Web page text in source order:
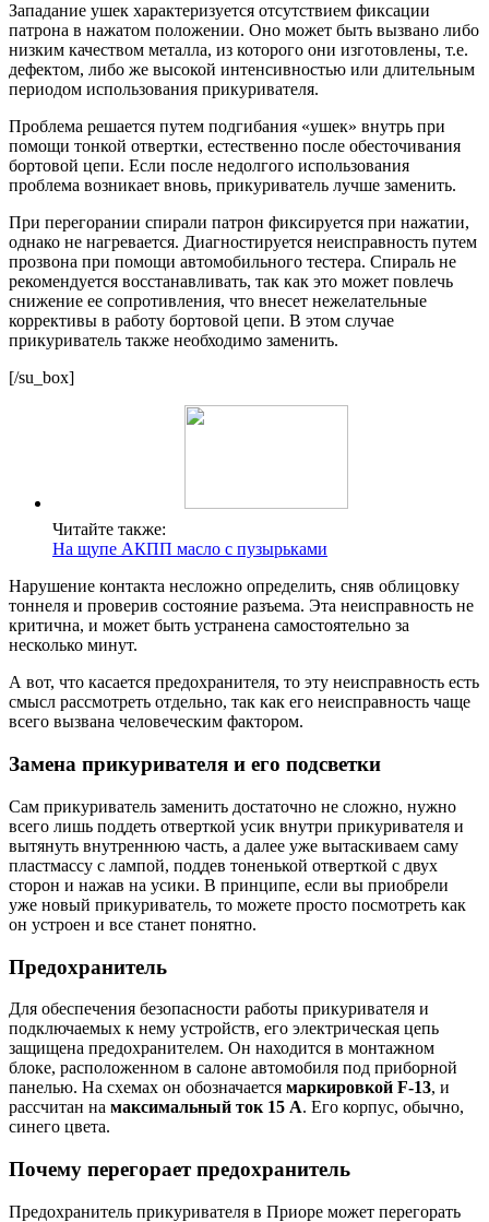
Западание ушек характеризуется отсутствием фиксации
патрона в нажатом положении. Оно может быть вызвано либо
низким качеством металла, из которого они изготовлены, т.е.
дефектом, либо же высокой интенсивностью или длительным
периодом использования прикуривателя.
Проблема решается путем подгибания «ушек» внутрь при
помощи тонкой отвертки, естественно после обесточивания
бортовой цепи. Если после недолгого использования
проблема возникает вновь, прикуриватель лучше заменить.
При перегорании спирали патрон фиксируется при нажатии,
однако не нагревается. Диагностируется неисправность путем
прозвона при помощи автомобильного тестера. Спираль не
рекомендуется восстанавливать, так как это может повлечь
снижение ее сопротивления, что внесет нежелательные
коррективы в работу бортовой цепи. В этом случае
прикуриватель также необходимо заменить.
[/su_box]
Читайте также:
На щупе АКПП масло с пузырьками
Нарушение контакта несложно определить, сняв облицовку
тоннеля и проверив состояние разъема. Эта неисправность не
критична, и может быть устранена самостоятельно за
несколько минут.
А вот, что касается предохранителя, то эту неисправность есть
смысл рассмотреть отдельно, так как его неисправность чаще
всего вызвана человеческим фактором.
Замена прикуривателя и его подсветки
Сам прикуриватель заменить достаточно не сложно, нужно
всего лишь поддеть отверткой усик внутри прикуривателя и
вытянуть внутреннюю часть, а далее уже вытаскиваем саму
пластмассу с лампой, поддев тоненькой отверткой с двух
сторон и нажав на усики. В принципе, если вы приобрели
уже новый прикуриватель, то можете просто посмотреть как
он устроен и все станет понятно.
Предохранитель
Для обеспечения безопасности работы прикуривателя и
подключаемых к нему устройств, его электрическая цепь
защищена предохранителем. Он находится в монтажном
блоке, расположенном в салоне автомобиля под приборной
панелью. На схемах он обозначается маркировкой F-13, и
рассчитан на максимальный ток 15 А. Его корпус, обычно,
синего цвета.
Почему перегорает предохранитель
Предохранитель прикуривателя в Приоре может перегорать